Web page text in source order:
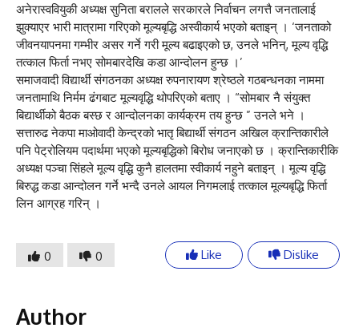
अनेरास्ववियुकी अध्यक्ष सुनिता बरालले सरकारले निर्वाचन लगत्तै जनतालाई
झुक्याएर भारी मात्रामा गरिएको मूल्यबृद्धि अस्वीकार्य भएको बताइन् । ‘जनताको
जीवनयापनमा गम्भीर असर गर्ने गरी मूल्य बढाइएको छ, उनले भनिन्, मूल्य वृद्धि
तत्काल फिर्ता नभए सोमबारदेखि कडा आन्दोलन हुन्छ ।’
समाजवादी विद्यार्थी संगठनका अध्यक्ष रुपनारायण श्रेष्ठले गठबन्धनका नाममा
जनतामाथि निर्मम ढंगबाट मूल्यवृद्धि थोपरिएको बताए । “सोमबार नै संयुक्त
बिद्यार्थीको बैठक बस्छ र आन्दोलनका कार्यक्रम तय हुन्छ ” उनले भने ।
सत्तारुढ नेकपा माओवादी केन्द्रको भातृ बिद्यार्थी संगठन अखिल क्रान्तिकारीले
पनि पेट्रोलियम पदार्थमा भएको मूल्यबृद्धिको बिरोध जनाएको छ । क्रान्तिकारीकि
अध्यक्ष पञ्चा सिंहले मूल्य वृद्धि कुनै हालतमा स्वीकार्य नहुने बताइन् । मूल्य वृद्धि
बिरुद्ध कडा आन्दोलन गर्ने भन्दै उनले आयल निगमलाई तत्काल मूल्यबृद्धि फिर्ता
लिन आग्रह गरिन् ।
0 0 Like Dislike
Author